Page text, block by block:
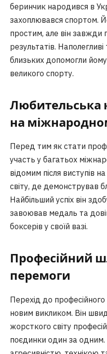
беринчик народився в
захоплювався спортом.
простим, але він завжди
результатів.
близьких допомогли
великого спорту.
Любительська
на
Перед тим як стати
участь у багатьох
відомим після виступів
світу, де демонстрував
Найбільший успіх він
завоював медаль та
боксерів у своїй вазі.
Професійний
перемоги
Перехід до
новим викликом. Він
жорсткого світу
поєдинки один за одним.